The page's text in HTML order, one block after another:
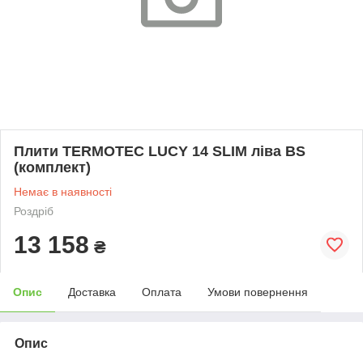
Плити TERMOTEC LUCY 14 SLIM ліва BS
(комплект)
Немає в наявності
Роздріб
13 158 ₴
Опис Доставка Оплата Умови повернення
Опис